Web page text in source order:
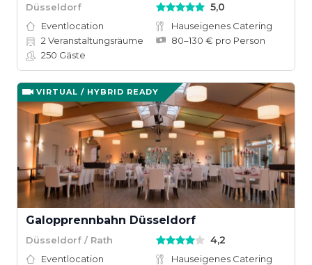
Düsseldorf 5,0
Eventlocation
Hauseigenes Catering
2 Veranstaltungsräume
80–130 € pro Person
250 Gäste
VIRTUAL / HYBRID READY
Galopprennbahn Düsseldorf
Düsseldorf / Rath 4,2
Eventlocation
Hauseigenes Catering